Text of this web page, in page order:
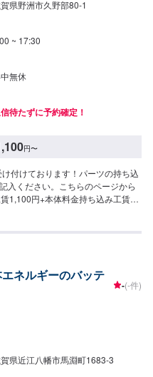
県野洲市久野部80-1
~ 17:30
無休
待たずに予約確定！
円〜
付けております！パーツの持ち込
入ください。こちらのページから
1,100円+本体料金持ち込み工賃
ネルギーのバッテ
-(-件)
県近江八幡市馬淵町1683-3